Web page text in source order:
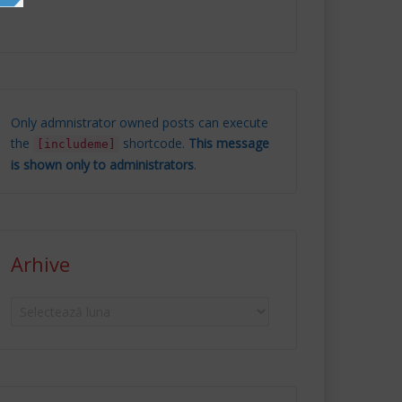
Only admnistrator owned posts can execute
the
[includeme] shortcode. This message
is shown only to administrators.
Arhive